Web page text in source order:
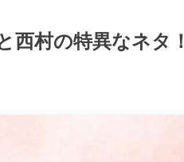
村の特異なネタ！